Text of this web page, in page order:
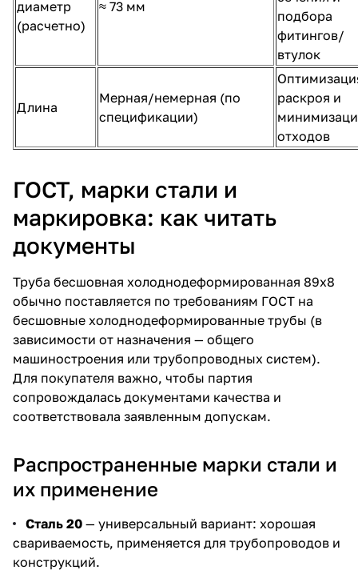
диаметр
(расчетно)
≈ 73 мм
подбора
фитингов/
втулок
Длина
Мерная/немерная (по
спецификации)
раскроя и
отходов
ГОСТ, марки стали и
маркировка: как читать
документы
Труба бесшовная холоднодеформированная 89х8
обычно поставляется по требованиям ГОСТ на
бесшовные холоднодеформированные трубы (в
зависимости от назначения — общего
машиностроения или трубопроводных систем).
Для покупателя важно, чтобы партия
сопровождалась документами качества и
соответствовала заявленным допускам.
Распространенные марки стали и
их применение
Сталь 20 — универсальный вариант: хорошая
свариваемость, применяется для трубопроводов и
конструкций.